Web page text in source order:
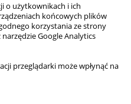
o użytkownikach i ich
końcowych plików
korzystania ze strony
Google Analytics
przeglądarki może wpłynąć na